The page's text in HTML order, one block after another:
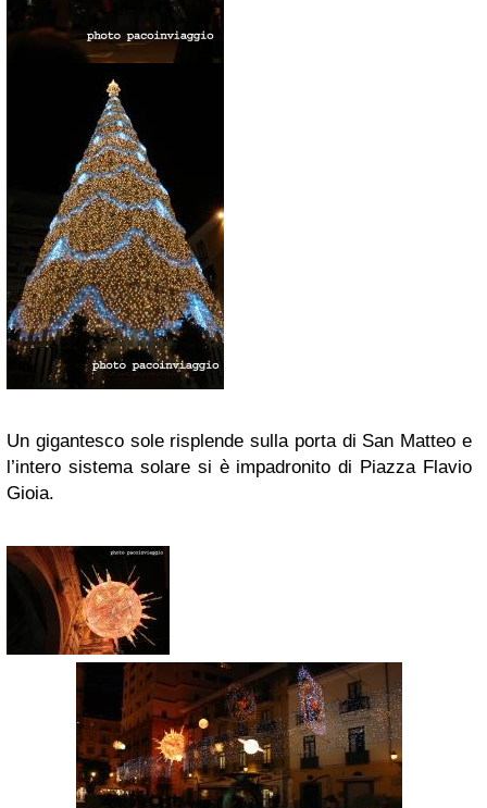
Un gigantesco sole risplende sulla porta di San Matteo e
l’intero sistema solare si è impadronito di Piazza Flavio
Gioia.